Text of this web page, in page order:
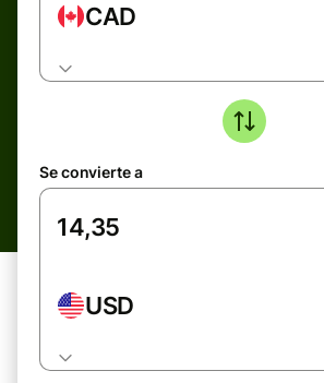
CAD
Se convierte a
USD